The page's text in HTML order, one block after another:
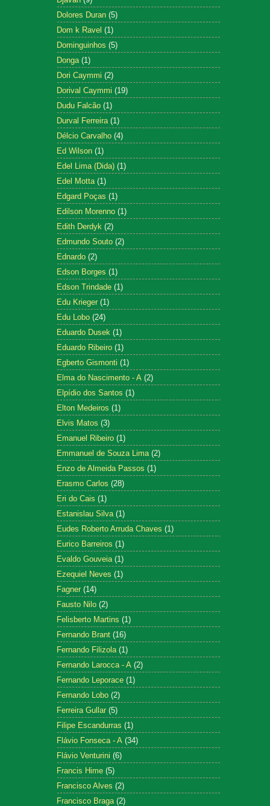
Dolores Duran (5)
Dom k Ravel (1)
Dominguinhos (5)
Donga (1)
Dori Caymmi (2)
Dorival Caymmi (19)
Dudu Falcão (1)
Durval Ferreira (1)
Délcio Carvalho (4)
Ed Wilson (1)
Edel Lima (Dida) (1)
Edel Motta (1)
Edgard Poças (1)
Edilson Morenno (1)
Edith Derdyk (2)
Edmundo Souto (2)
Ednardo (2)
Edson Borges (1)
Edson Trindade (1)
Edu Krieger (1)
Edu Lobo (24)
Eduardo Dusek (1)
Eduardo Ribeiro (1)
Egberto Gismonti (1)
Elma do Nascimento - A (2)
Elpídio dos Santos (1)
Elton Medeiros (1)
Elvis Matos (3)
Emanuel Ribeiro (1)
Emmanuel de Souza Lima (2)
Enzo de Almeida Passos (1)
Erasmo Carlos (28)
Eri do Cais (1)
Estanislau Silva (1)
Eudes Roberto Arruda Chaves (1)
Eurico Barreiros (1)
Evaldo Gouveia (1)
Ezequiel Neves (1)
Fagner (14)
Fausto Nilo (2)
Felisberto Martins (1)
Fernando Brant (16)
Fernando Filizola (1)
Fernando Larocca - A (2)
Fernando Leporace (1)
Fernando Lobo (2)
Ferreira Gullar (5)
Filipe Escandurras (1)
Flávio Fonseca - A (34)
Flávio Venturini (6)
Francis Hime (5)
Francisco Alves (2)
Francisco Braga (2)